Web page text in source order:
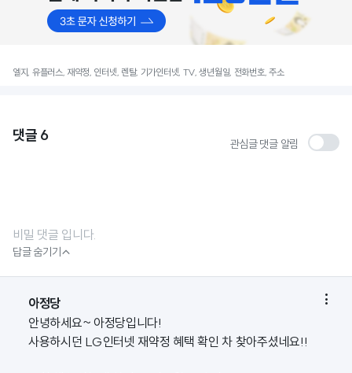
엘지, 유플러스, 재약정, 인터넷, 렌탈, 기가인터넷, TV, 생년월일, 전화번호, 주소
댓글 6 관심글 댓글 알림
비밀 댓글 입니다.
답글 숨기기
아정당 
안녕하세요~ 아정당입니다!
사용하시던 LG인터넷 재약정 혜택 확인 차 찾아주셨네요!!